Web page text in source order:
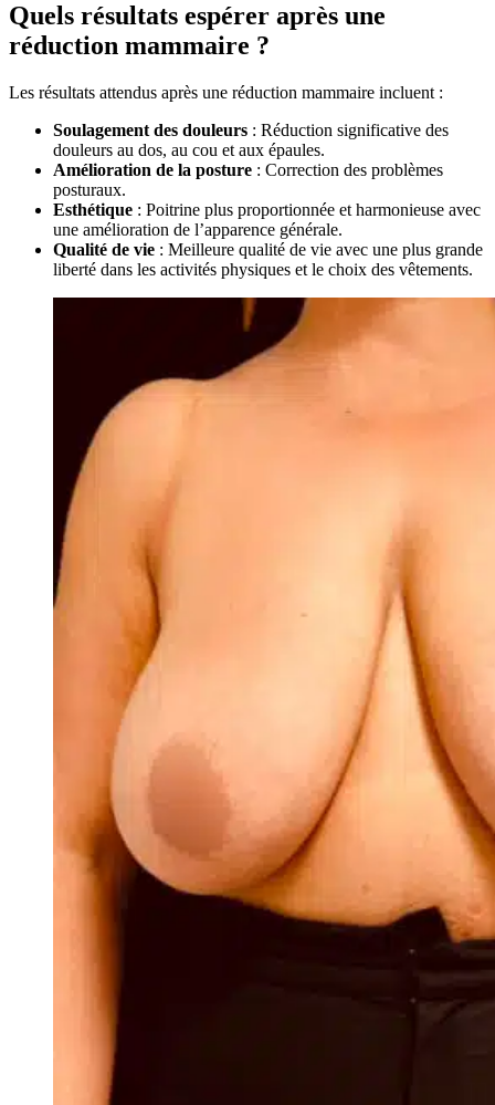
Quels résultats espérer après une
réduction mammaire ?
Les résultats attendus après une réduction mammaire incluent :
Soulagement des douleurs : Réduction significative des
douleurs au dos, au cou et aux épaules.
Amélioration de la posture : Correction des problèmes
posturaux.
Esthétique : Poitrine plus proportionnée et harmonieuse avec
une amélioration de l’apparence générale.
Qualité de vie : Meilleure qualité de vie avec une plus grande
liberté dans les activités physiques et le choix des vêtements.